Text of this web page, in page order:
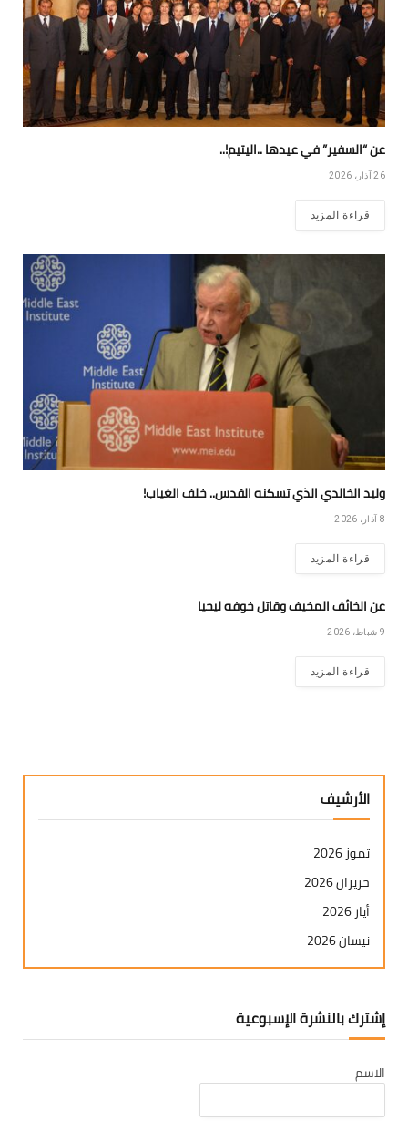
عن “السفير” في عيدها ..اليتيم!..
26 آذار، 2026
قراءة المزيد
وليد الخالدي الذي تسكنه القدس.. خلف الغياب!
8 آذار، 2026
قراءة المزيد
عن الخائف المخيف وقاتل خوفه ليحيا
9 شباط، 2026
قراءة المزيد
الأرشيف
تموز 2026
حزيران 2026
أيار 2026
نيسان 2026
آذار 2026
كانون ثاني 2026
تشرين ثاني 2025
تشرين أول 2025
إشترك بالنشرة الإسبوعية
الاسم